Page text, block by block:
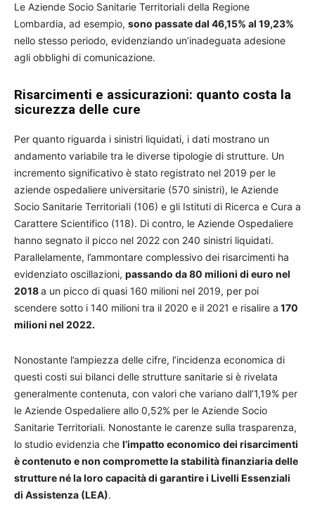
Le Aziende Socio Sanitarie TerritoriaIi della Regione
Lombardia, ad esempio, sono passate dal 46,15% al 19,23%
nello stesso periodo, evidenziando un’inadeguata adesione
agli obblighi di comunicazione.
Risarcimenti e assicurazioni: quanto costa la
sicurezza delle cure
Per quanto riguarda i sinistri liquidati, i dati mostrano un
andamento variabile tra le diverse tipologie di strutture. Un
incremento significativo è stato registrato nel 2019 per le
aziende ospedaliere universitarie (570 sinistri), le Aziende
Socio Sanitarie TerritoriaIi (106) e gli Istituti di Ricerca e Cura a
Carattere Scientifico (118). Di contro, le Aziende Ospedaliere
hanno segnato il picco nel 2022 con 240 sinistri liquidati.
Parallelamente, l’ammontare complessivo dei risarcimenti ha
evidenziato oscillazioni, passando da 80 milioni di euro nel
2018a un picco di quasi 160 milioni nel 2019, per poi
scendere sotto i 140 milioni tra il 2020 e il 2021 e risalire a 170
milioni nel 2022.
Nonostante l’ampiezza delle cifre, l’incidenza economica di
questi costi sui bilanci delle strutture sanitarie si è rivelata
generalmente contenuta, con valori che variano dall’1,19% per
le Aziende Ospedaliere allo 0,52% per le Aziende Socio
Sanitarie TerritoriaIi. Nonostante le carenze sulla trasparenza,
lo studio evidenzia che l’impatto economico dei risarcimenti
è contenuto e non compromette la stabilità finanziaria delle
strutture né la loro capacità di garantire i Livelli Essenziali
di Assistenza (LEA).